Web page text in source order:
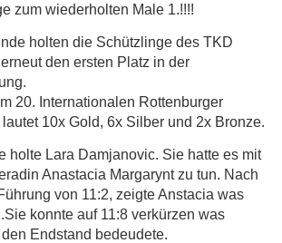
zum wiederholten Male 1.!!!!
holten die Schützlinge des TKD
den ersten Platz in der
20. Internationalen Rottenburger
10x Gold, 6x Silber und 2x Bronze.
holte Lara Damjanovic. Sie hatte es mit
Anastacia Margarynt zu tun. Nach
von 11:2, zeigte Anstacia was
konnte auf 11:8 verkürzen was
Endstand bedeudete.